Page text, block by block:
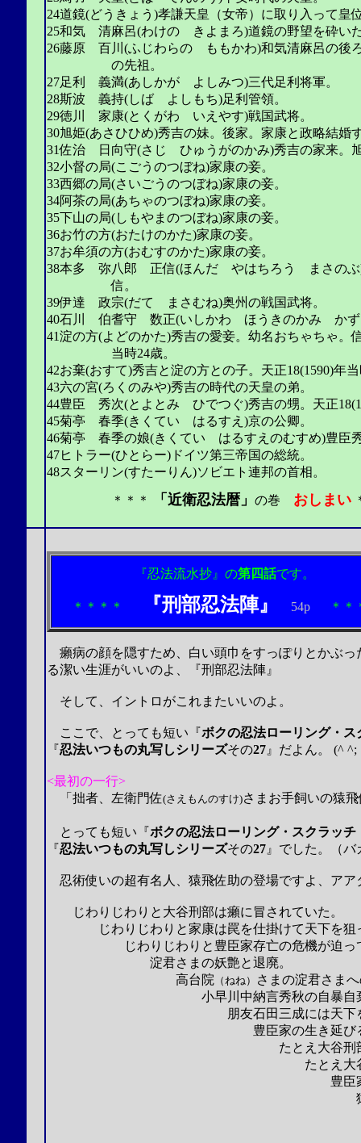
24道鏡(どうきょう)孝謙天皇（女帝）に取り入って皇
25和気 清麻呂(わけの きよまろ)道鏡の野望を砕い
26藤原 百川(ふじわらの ももかわ)和気清麻呂の後
の先祖。
27足利 義満(あしかが よしみつ)三代足利将軍。
28斯波 義持(しば よしもち)足利管領。
29徳川 家康(とくがわ いえやす)戦国武将。
30旭姫(あさひひめ)秀吉の妹。後家。家康と政略結婚
31佐治 日向守(さじ ひゅうがのかみ)秀吉の家来。
32小督の局(こごうのつぼね)家康の妾。
33西郷の局(さいごうのつぼね)家康の妾。
34阿茶の局(あちゃのつぼね)家康の妾。
35下山の局(しもやまのつぼね)家康の妾。
36お竹の方(おたけのかた)家康の妾。
37お牟須の方(おむすのかた)家康の妾。
38本多 弥八郎 正信(ほんだ やはちろう まさのぶ)
信。
39伊達 政宗(だて まさむね)奥州の戦国武将。
40石川 伯耆守 数正(いしかわ ほうきのかみ かず
41淀の方(よどのかた)秀吉の愛妾。幼名おちゃちゃ。
当時24歳。
42お棄(おすて)秀吉と淀の方との子。天正18(1590)年
43六の宮(ろくのみや)秀吉の時代の天皇の弟。
44豊臣 秀次(とよとみ ひでつぐ)秀吉の甥。天正
45菊亭 春季(きくてい はるすえ)京の公卿。
46菊亭 春季の娘(きくてい はるすえのむすめ)豊臣
47ヒトラー(ひとらー)ドイツ第三帝国の総統。
48スターリン(すたーりん)ソビエト連邦の首相。
＊＊＊ 「近衛忍法暦」 の巻 おしまい
『忍法流水抄』の第四話です。
＊＊＊＊ 『刑部忍法陣』 54p ＊＊
癩病の顔を隠すため、白い頭巾をすっぽりとかぶっ
る潔い生涯がいいのよ 、『刑部忍法陣』
そして、イントロがこれまたいいのよ。
ここで、とっても短い 『ボクの忍法ローリング・ス
『忍法いつもの丸写しシリーズその27 』 だよん。 (^ ^;
<最初の一行>
「拙者、左衛門佐(さえもんのすけ)さまお手飼いの猿
とっても短い 『ボクの忍法ローリング・スクラッチ
『忍法いつもの丸写しシリーズその27 』でした 。（バ
忍術使いの超有名人、 猿飛佐助の登場ですよ、ア
じわりじわりと 大谷刑部は癩に冒されていた。
じわりじわりと家康は罠を仕掛けて天下を狙
じわりじわりと 豊臣家存亡の危機が迫っ
淀君さまの妖艶と退廃。
高台院 （ねね）
さまの淀君さま
小早川中納言秀秋の自暴自
朋友石田三成には天下
豊臣家の生き延
たとえ大谷刑
たとえ大
豊臣